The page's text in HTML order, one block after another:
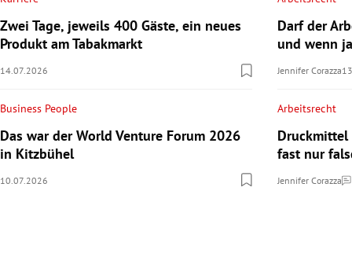
Zwei Tage, jeweils 400 Gäste, ein neues
Produkt am Tabakmarkt
14.07.2026
Business People
Das war der World Venture Forum 2026
in Kitzbühel
10.07.2026
Darf der
und wenn
Jennifer Corazza
Arbeitsrecht
Druckmittel
fast nur
Jennifer Corazza